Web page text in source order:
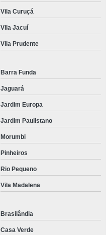
Vila Curuçá
Vila Jacuí
Vila Prudente
Barra Funda
Jaguará
Jardim Europa
Jardim Paulistano
Morumbi
Pinheiros
Rio Pequeno
Vila Madalena
Brasilândia
Casa Verde